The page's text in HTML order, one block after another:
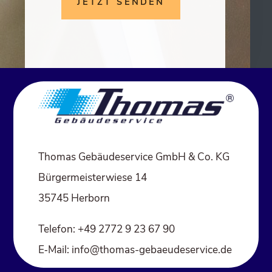
JETZT SENDEN
Thomas Gebäudeservice GmbH & Co. KG
Bürgermeisterwiese 14
35745 Herborn
Telefon: +49 2772 9 23 67 90
E‑Mail: info@thomas-gebaeudeservice.de